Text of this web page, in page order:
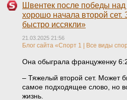
Швентек после победы
хорошо начала второй сет.
быстро иссякли»
21.03.2025 21:56
Блог сайта «Спорт 1 | Все виды
Она обыграла француженку
– Тяжелый второй сет. Может
самое подходящее слово, но
жизнь.